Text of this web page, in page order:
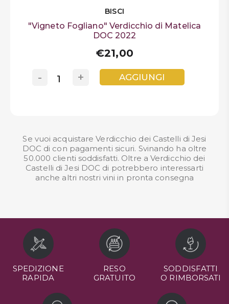
BISCI
"Vigneto Fogliano" Verdicchio di Matelica
DOC 2022
€21,00
+
- AGGIUNGI
Se vuoi acquistare Verdicchio dei Castelli di Jesi
DOC di con pagamenti sicuri. Svinando ha oltre
50.000 clienti soddisfatti. Oltre a Verdicchio dei
Castelli di Jesi DOC di potrebbero interessarti
anche altri nostri vini in pronta consegna
SPEDIZIONE
RAPIDA
RESO
GRATUITO
SODDISFATTI
O RIMBORSATI